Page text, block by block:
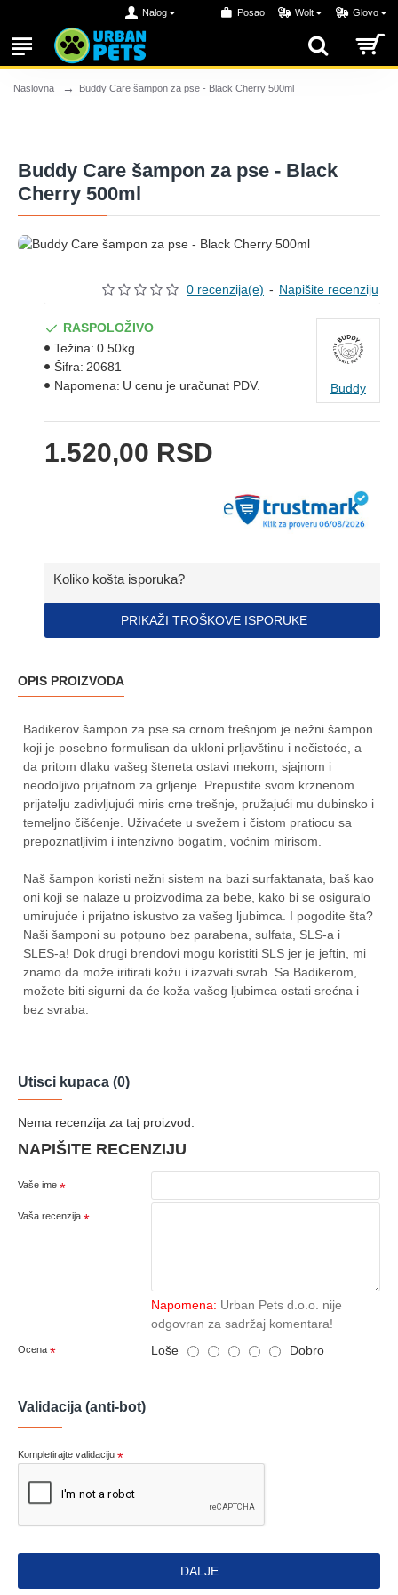
Nalog Posao Wolt Glovo
Naslovna Buddy Care šampon za pse - Black Cherry 500ml
Buddy Care šampon za pse - Black
Cherry 500ml
0 recenzija(e) - Napišite recenziju
1.520,00 RSD
RASPOLOŽIVO
Težina: 0.50kg
Šifra: 20681
Napomena: U cenu je uračunat PDV. Buddy
Koliko košta isporuka?
PRIKAŽI TROŠKOVE ISPORUKE
OPIS PROIZVODA
Badikerov šampon za pse sa crnom trešnjom je nežni šampon
koji je posebno formulisan da ukloni prljavštinu i nečistoće, a
da pritom dlaku vašeg šteneta ostavi mekom, sjajnom i
neodoljivo prijatnom za grljenje. Prepustite svom krznenom
prijatelju zadivljujući miris crne trešnje, pružajući mu dubinsko i
temeljno čišćenje. Uživaćete u svežem i čistom pratiocu sa
prepoznatljivim i intenzivno bogatim, voćnim mirisom.
Naš šampon koristi nežni sistem na bazi surfaktanata, baš kao
oni koji se nalaze u proizvodima za bebe, kako bi se osiguralo
umirujuće i prijatno iskustvo za vašeg ljubimca. I pogodite šta?
Naši šamponi su potpuno bez parabena, sulfata, SLS-a i
SLES-a! Dok drugi brendovi mogu koristiti SLS jer je jeftin, mi
znamo da može iritirati kožu i izazvati svrab. Sa Badikerom,
možete biti sigurni da će koža vašeg ljubimca ostati srećna i
bez svraba.
Utisci kupaca (0)
Nema recenzija za taj proizvod.
NAPIŠITE RECENZIJU
Vaše ime
Vaša recenzija
Napomena: Urban Pets d.o.o. nije
odgovran za sadržaj komentara!
Ocena Loše Dobro
Validacija (anti-bot)
Kompletirajte validaciju
DALJE